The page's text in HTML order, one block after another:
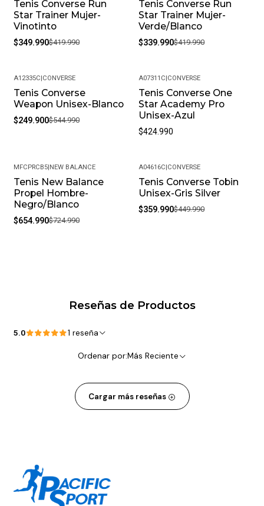
-17%
Tenis Converse Run
Star Trainer Mujer-
Vinotinto
$349.990$419.990
-19%
Tenis Converse Run
Star Trainer Mujer-
Verde/Blanco
$339.990$419.990
-54%
A12335C|CONVERSE
Tenis Converse
Weapon Unisex-Blanco
$249.900$544.990
A07311C|CONVERSE
Tenis Converse One
Star Academy Pro
Unisex-Azul
$424.990
-10%
MFCPRCB5|NEW BALANCE
Tenis New Balance
Propel Hombre-
Negro/Blanco
$654.990$724.990
-20%
A04616C|CONVERSE
Tenis Converse Tobin
Unisex-Gris Silver
$359.990$449.990
Reseñas de Productos
5.0 1 reseña
Ordenar por:Más Reciente
Cargar más reseñas